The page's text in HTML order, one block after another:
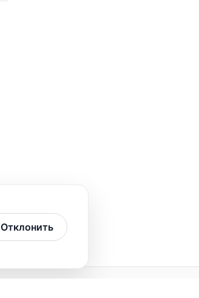
Отклонить